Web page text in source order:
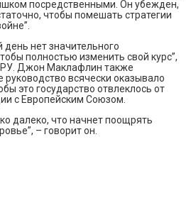
посредственными. Он убежден,
чтобы помешать стратегии
нет значительного
полностью изменить свой курс”,
Джон Маклафлин также
руководство всячески оказывало
это государство отвлеклось от
с Европейским Союзом.
далеко, что начнет поощрять
– говорит он.